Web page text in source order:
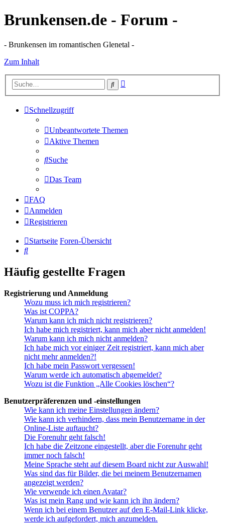
Brunkensen.de - Forum -
- Brunkensen im romantischen Glenetal -
Zum Inhalt
Suche
Schnellzugriff
Unbeantwortete Themen
Aktive Themen
Suche
Das Team
FAQ
Anmelden
Registrieren
Startseite Foren-Übersicht
Suche
Häufig gestellte Fragen
Registrierung und Anmeldung
Wozu muss ich mich registrieren?
Was ist COPPA?
Warum kann ich mich nicht registrieren?
Ich habe mich registriert, kann mich aber nicht anmelden!
Warum kann ich mich nicht anmelden?
Ich habe mich vor einiger Zeit registriert, kann mich aber
nicht mehr anmelden?!
Ich habe mein Passwort vergessen!
Warum werde ich automatisch abgemeldet?
Wozu ist die Funktion „Alle Cookies löschen“?
Benutzerpräferenzen und -einstellungen
Wie kann ich meine Einstellungen ändern?
Wie kann ich verhindern, dass mein Benutzername in der
Online-Liste auftaucht?
Die Forenuhr geht falsch!
Ich habe die Zeitzone eingestellt, aber die Forenuhr geht
immer noch falsch!
Meine Sprache steht auf diesem Board nicht zur Auswahl!
Was sind das für Bilder, die bei meinem Benutzernamen
angezeigt werden?
Wie verwende ich einen Avatar?
Was ist mein Rang und wie kann ich ihn ändern?
Wenn ich bei einem Benutzer auf den E-Mail-Link klicke,
werde ich aufgefordert, mich anzumelden.